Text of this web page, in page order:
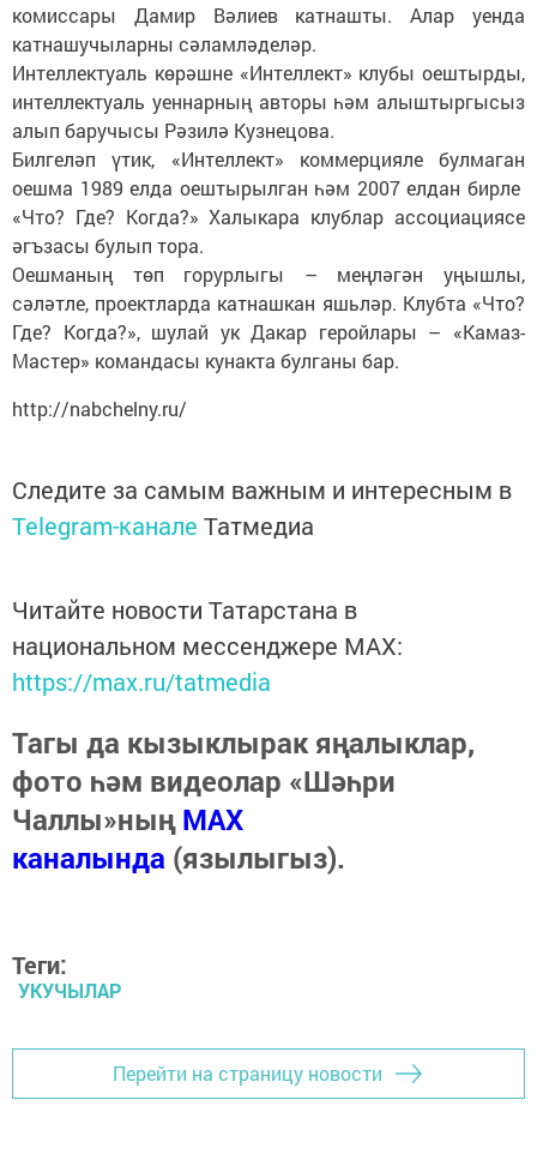
комиссары Дамир Вәлиев катнашты. Алар уенда
катнашучыларны сәламләделәр.
Интеллектуаль көрәшне «Интеллект» клубы оештырды,
интеллектуаль уеннарның авторы һәм алыштыргысыз
алып баручысы Рәзилә Кузнецова.
Билгеләп үтик, «Интеллект» коммерцияле булмаган
оешма 1989 елда оештырылган һәм 2007 елдан бирле
«Что? Где? Когда?» Халыкара клублар ассоциациясе
әгъзасы булып тора.
Оешманың төп горурлыгы – меңләгән уңышлы,
сәләтле, проектларда катнашкан яшьләр. Клубта «Что?
Где? Когда?», шулай ук Дакар геройлары – «Камаз-
Мастер» командасы кунакта булганы бар.
http://nabchelny.ru/
Следите за самым важным и интересным в
Telegram-канале Татмедиа
Читайте новости Татарстана в
национальном мессенджере MАХ:
https://max.ru/tatmedia
Тагы да кызыклырак яңалыклар,
фото һәм видеолар «Шәһри
Чаллы»ныңMAX
каналында (язылыгыз).
Теги:
УКУЧЫЛАР
Перейти на страницу новости